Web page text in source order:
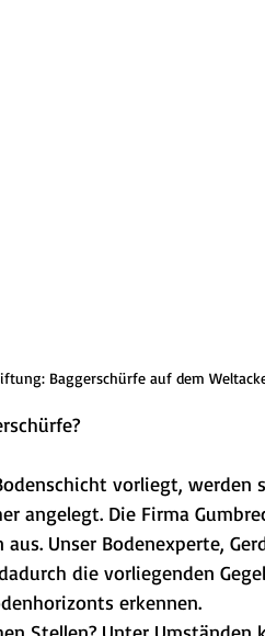
Baggerschürfe auf dem
vorliegt, werden
angelegt. Die Firma
Unser Bodenexperte,
die vorliegenden
erkennen.